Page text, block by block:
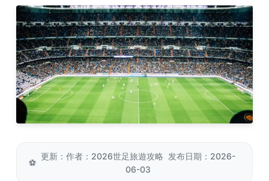
⚽
更新：作者：2026世足旅遊攻略 发布日期：2026-
06-03